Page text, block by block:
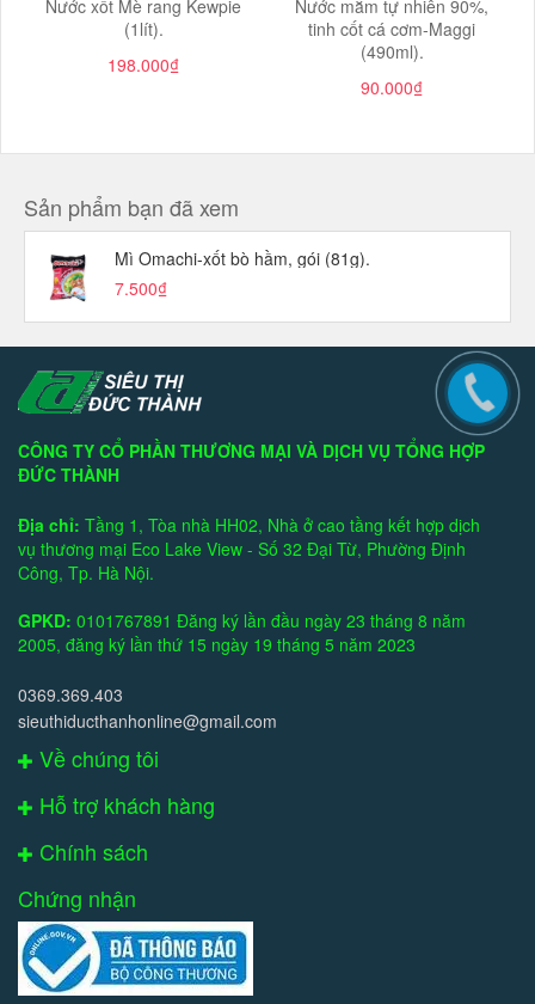
Nước xốt Mè rang Kewpie
(1lít).
198.000₫
Nước mắm tự nhiên 90%,
tinh cốt cá cơm-Maggi
(490ml).
90.000₫
Sản phẩm bạn đã xem
Mì Omachi-xốt bò hầm, gói (81g).
7.500₫
CÔNG TY CỔ PHẦN THƯƠNG MẠI VÀ DỊCH VỤ TỔNG HỢP
ĐỨC THÀNH
Địa chỉ: Tầng 1, Tòa nhà HH02, Nhà ở cao tầng kết hợp dịch
vụ thương mại Eco Lake View - Số 32 Đại Từ, Phường Định
Công, Tp. Hà Nội.
GPKD: 0101767891 Đăng ký lần đầu ngày 23 tháng 8 năm
2005, đăng ký lần thứ 15 ngày 19 tháng 5 năm 2023
0369.369.403
sieuthiducthanhonline@gmail.com
Về chúng tôi
Hỗ trợ khách hàng
Chính sách
Chứng nhận